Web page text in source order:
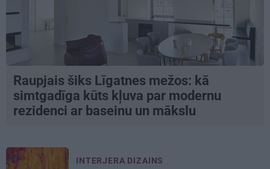
Raupjais šiks Līgatnes mežos: kā
simtgadīga kūts kļuva par modernu
rezidenci ar baseinu un mākslu
INTERJERA DIZAINS